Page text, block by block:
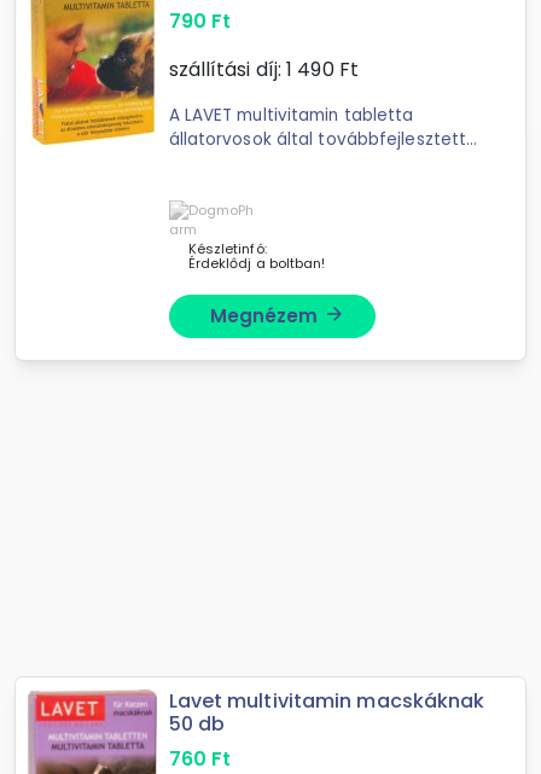
790 Ft
szállítási díj: 1 490Ft
A LAVET multivitamin tabletta
állatorvosok által továbbfejlesztett,
tartalmazó új táplálékkiegészítő. A
LAVET multivitamin tabletta
Készletinfó:
Érdeklődj a boltban!
Megnézem arrow_forward
Lavet multivitamin macskáknak
50 db
760 Ft